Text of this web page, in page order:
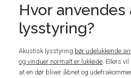
Hvor anvendes
lysstyring?
Akustisk lysstyring bør udelukkende
og vinduer normalt er lukkede . Ellers
at en dør bliver åbnet og